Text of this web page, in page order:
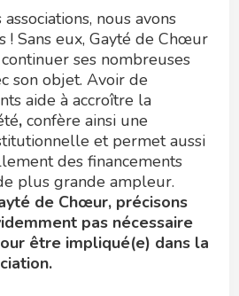
nous avons
! Sans eux, Gayté de Chœur
ses nombreuses
son objet. Avoir de
aide à accroître la
,confère ainsi une
et permet aussi
des financements
plus grande ampleur.
de Chœur, précisons
pas nécessaire
être impliqué(e) dans la